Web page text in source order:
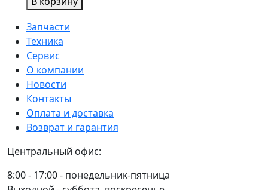
1602410-
STENERS
ГАЙКА
М68Х11,5
СРЕДНЕГО
РЕДУКТОРА
БЕЗ
ШТИФТА
Запчасти
Техника
Сервис
О компании
Новости
Контакты
Оплата и доставка
Возврат и гарантия
Центральный офис:
8:00 - 17:00 - понедельник-пятница